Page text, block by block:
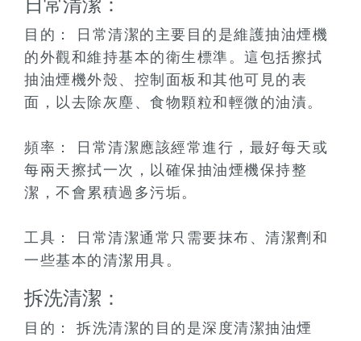
目的： 日常清潔的主要目的是維護抽油煙機
的外觀和維持基本的衛生標準。這包括擦拭
抽油煙機外殼、控制面板和其他可見的表
面，以去除灰塵、食物顆粒和輕微的油漬。
頻率： 日常清潔應該經常進行，最好每天或
每兩天擦拭一次，以確保抽油煙機保持整
潔，不會累積過多污垢。
工具： 日常清潔通常只需要抹布、清潔劑和
一些基本的清潔用具。
拆洗清潔：
目的： 拆洗清潔的目的是深度清潔抽油煙